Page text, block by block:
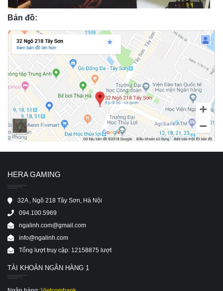
Bản đồ:
HERA GAMING
32A , Ngõ 218 Tây Sơn, Hà Nội
094.100.5969
ngalinh.com@gmail.com
info@ngalinh.com
Tổng lượt truy cập: 12158875 lượt
TÀI KHOẢN NGÂN HÀNG 1